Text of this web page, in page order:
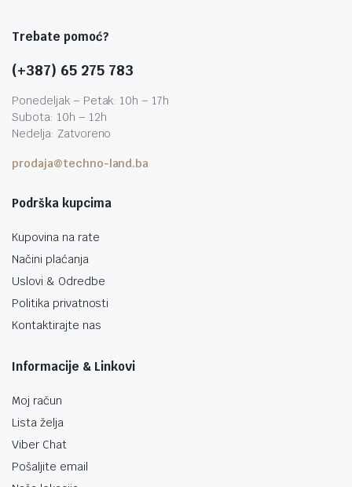
Trebate pomoć?
(+387) 65 275 783
Ponedeljak – Petak: 10h – 17h
Subota: 10h – 12h
Nedelja: Zatvoreno
prodaja@techno-land.ba
Podrška kupcima
Kupovina na rate
Načini plaćanja
Uslovi & Odredbe
Politika privatnosti
Kontaktirajte nas
Informacije & Linkovi
Moj račun
Lista želja
Viber Chat
Pošaljite email